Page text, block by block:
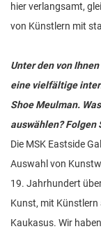
hier verlangsamt,
von Künstlern mit
Unter den von
eine vielfältige
Shoe Meulman.
auswählen?
Die MSK Eastside
Auswahl von
19. Jahrhundert
Kunst, mit Künstlern
Kaukasus. Wir